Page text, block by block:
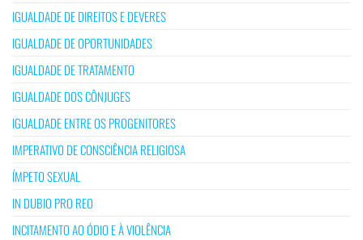
IGUALDADE DE DIREITOS E DEVERES
IGUALDADE DE OPORTUNIDADES
IGUALDADE DE TRATAMENTO
IGUALDADE DOS CÔNJUGES
IGUALDADE ENTRE OS PROGENITORES
IMPERATIVO DE CONSCIÊNCIA RELIGIOSA
ÍMPETO SEXUAL
IN DUBIO PRO REO
INCITAMENTO AO ÓDIO E À VIOLÊNCIA